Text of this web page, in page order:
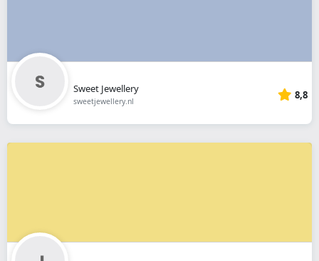
Sweet Jewellery
sweetjewellery.nl 8,8